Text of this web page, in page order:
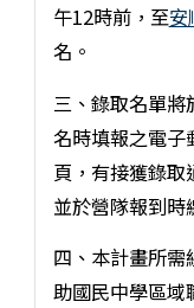
午12時前，至安
名。
三、錄取名單
名時填報之電子
頁，有接獲錄取
並於營隊報到時
四、本計畫所
助國民中學區域